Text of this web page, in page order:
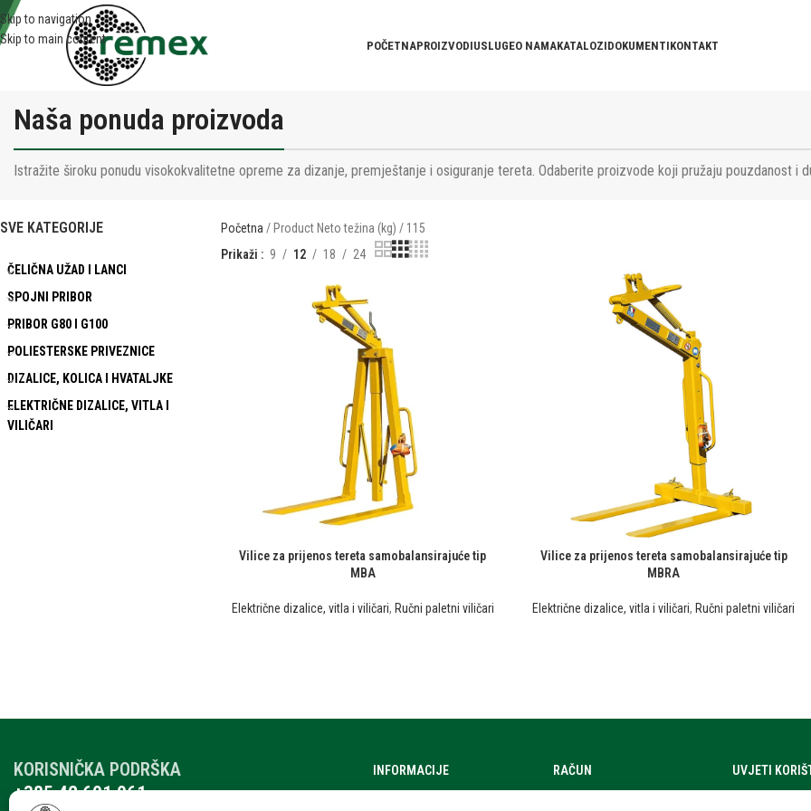
Skip to navigation
Skip to main content
POČETNAPROIZVODIUSLUGEO NAMAKATALOZIDOKUMENTIKONTAKT
Naša ponuda proizvoda
Istražite široku ponudu visokokvalitetne opreme za dizanje, premještanje i osiguranje tereta. Odaberite proizvode koji pružaju pouzdanost i
SVE KATEGORIJE
ČELIČNA UŽAD I LANCI
SPOJNI PRIBOR
PRIBOR G80 I G100
POLIESTERSKE PRIVEZNICE
DIZALICE, KOLICA I HVATALJKE
ELEKTRIČNE DIZALICE, VITLA I
VILIČARI
Početna Product Neto težina (kg) 115
Prikaži
9 12 18 24
Vilice za prijenos tereta samobalansirajuće tip
MBA
Električne dizalice, vitla i viličari, Ručni paletni viličari
Vilice za prijenos tereta samobalansirajuće tip
MBRA
Električne dizalice, vitla i viličari,Ručni paletni viličari
KORISNIČKA PODRŠKA
+385 42 601 061
INFORMACIJE RAČUN UVJETI